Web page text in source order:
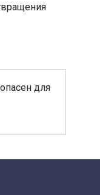
для